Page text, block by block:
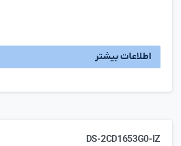
اطلاعات بیشتر
DS-2CD1653G0-IZ